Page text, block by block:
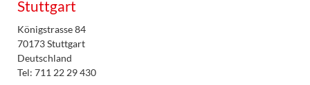
Stuttgart
Königstrasse 84
70173 Stuttgart
Deutschland
Tel: 711 22 29 430